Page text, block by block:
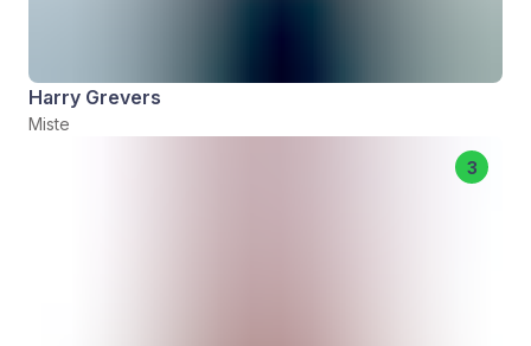
Harry Grevers
Miste
3